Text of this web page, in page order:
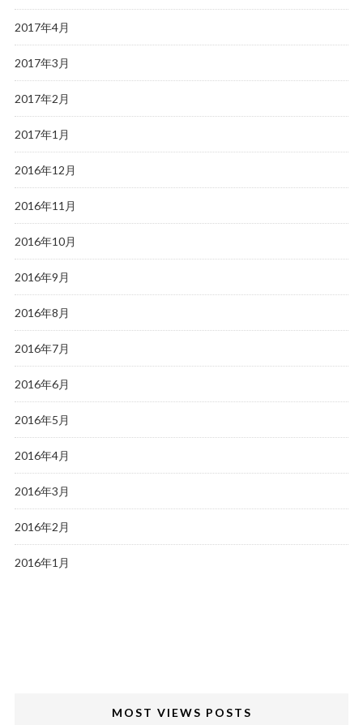
2017年4月
2017年3月
2017年2月
2017年1月
2016年12月
2016年11月
2016年10月
2016年9月
2016年8月
2016年7月
2016年6月
2016年5月
2016年4月
2016年3月
2016年2月
2016年1月
MOST VIEWS POSTS